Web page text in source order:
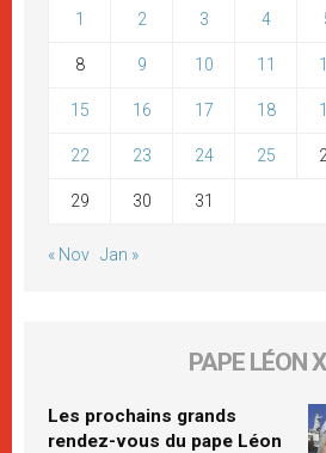
1 2 3 4
8 9 10 11
15 16 17 18
22 23 24 25
29 30 31
« Nov Jan »
PAPE LÉON
Les prochains grands
rendez-vous du pape Léon